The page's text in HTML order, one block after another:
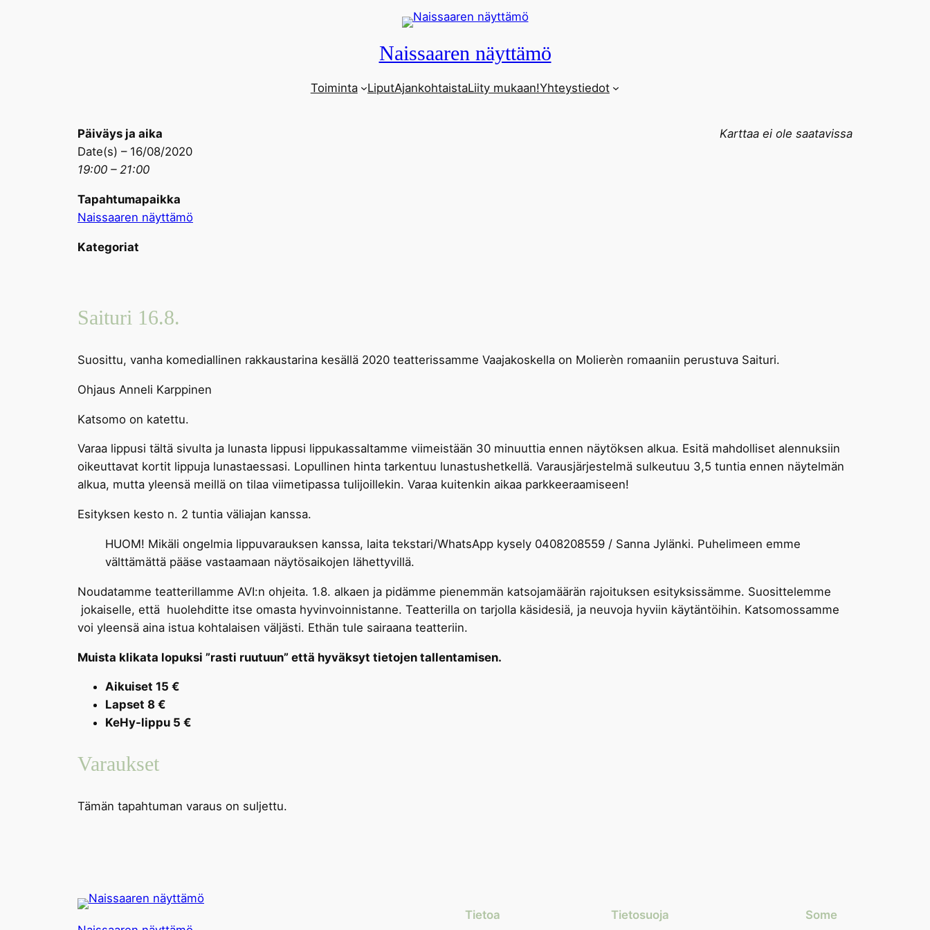
Naissaaren näyttämö
Toiminta LiputAjankohtaistaLiity mukaan!Yhteystiedot
Karttaa ei ole saatavissa
Päiväys ja aika
Date(s) – 16/08/2020
19:00 – 21:00
Tapahtumapaikka
Naissaaren näyttämö
Kategoriat
Saituri 16.8.
Suosittu, vanha komediallinen rakkaustarina kesällä 2020 teatterissamme Vaajakoskella on Molierèn romaaniin perustuva Saituri.
Ohjaus Anneli Karppinen
Katsomo on katettu.
Varaa lippusi tältä sivulta ja lunasta lippusi lippukassaltamme viimeistään 30 minuuttia ennen näytöksen alkua. Esitä mahdolliset alennuksiin
oikeuttavat kortit lippuja lunastaessasi. Lopullinen hinta tarkentuu lunastushetkellä. Varausjärjestelmä sulkeutuu 3,5 tuntia ennen näytelmän
alkua, mutta yleensä meillä on tilaa viimetipassa tulijoillekin. Varaa kuitenkin aikaa parkkeeraamiseen!
Esityksen kesto n. 2 tuntia väliajan kanssa.
HUOM! Mikäli ongelmia lippuvarauksen kanssa, laita tekstari/WhatsApp kysely 0408208559 / Sanna Jylänki. Puhelimeen emme
välttämättä pääse vastaamaan näytösaikojen lähettyvillä.
Noudatamme teatterillamme AVI:n ohjeita. 1.8. alkaen ja pidämme pienemmän katsojamäärän rajoituksen esityksissämme. Suosittelemme
jokaiselle, että huolehditte itse omasta hyvinvoinnistanne. Teatterilla on tarjolla käsidesiä, ja neuvoja hyviin käytäntöihin. Katsomossamme
voi yleensä aina istua kohtalaisen väljästi. Ethän tule sairaana teatteriin.
Muista klikata lopuksi ”rasti ruutuun” että hyväksyt tietojen tallentamisen.
Aikuiset 15 €
Lapset 8 €
KeHy-lippu 5 €
Varaukset
Tämän tapahtuman varaus on suljettu.
Tietoa Tietosuoja Some